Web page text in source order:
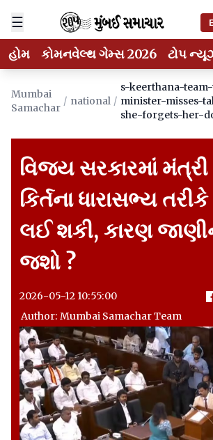
☰
હોમ કોમનવેલ્થ ગેમ્સ 2026 ટોપ
Mumbai
Samachar
/ national /
s-keerthana-
minister-misses-
she-forgets-her-
વિજય સરકારમાં મંત્રી
કિર્તના ધારાસભ્ય
લઈ શકી, કારણ
જશો ?
2026-05-12 10:55:00
Author: Mumbai Samachar Team